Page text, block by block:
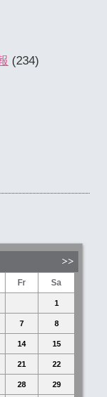
(234)
Fr Sa
1
7 8
14 15
21 22
28 29